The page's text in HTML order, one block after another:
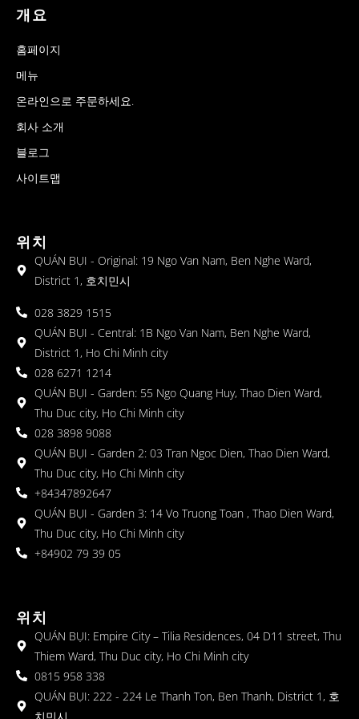
개요
홈페이지
메뉴
온라인으로 주문하세요.
회사 소개
블로그
사이트맵
위치
QUÁN BỤI - Original: 19 Ngo Van Nam, Ben Nghe Ward,
District 1, 호치민시
028 3829 1515
QUÁN BỤI - Central: 1B Ngo Van Nam, Ben Nghe Ward,
District 1, Ho Chi Minh city
028 6271 1214
QUÁN BỤI - Garden: 55 Ngo Quang Huy, Thao Dien Ward,
Thu Duc city, Ho Chi Minh city
028 3898 9088
QUÁN BỤI - Garden 2: 03 Tran Ngoc Dien, Thao Dien Ward,
Thu Duc city, Ho Chi Minh city
+84347892647
QUÁN BỤI - Garden 3: 14 Vo Truong Toan , Thao Dien Ward,
Thu Duc city, Ho Chi Minh city
+84902 79 39 05
위치
QUÁN BỤI: Empire City – Tilia Residences, 04 D11 street, Thu
Thiem Ward, Thu Duc city, Ho Chi Minh city
0815 958 338
QUÁN BỤI: 222 - 224 Le Thanh Ton, Ben Thanh, District 1, 호
치민시